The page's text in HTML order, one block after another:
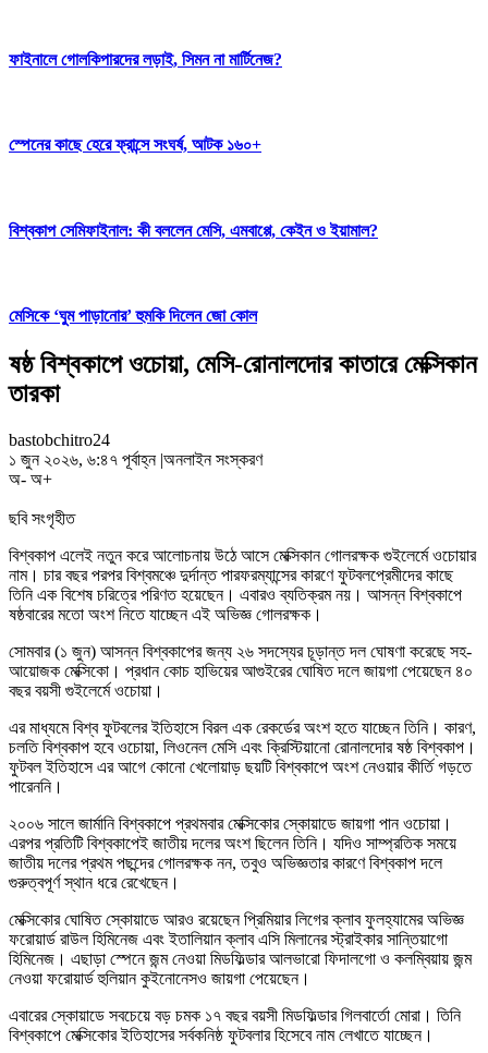
ফাইনালে গোলকিপারদের লড়াই, সিমন না মার্টিনেজ?
স্পেনের কাছে হেরে ফ্রান্সে সংঘর্ষ, আটক ১৬০+
বিশ্বকাপ সেমিফাইনাল: কী বললেন মেসি, এমবাপ্পে, কেইন ও ইয়ামাল?
মেসিকে ‘ঘুম পাড়ানোর’ হুমকি দিলেন জো কোল
ষষ্ঠ বিশ্বকাপে ওচোয়া, মেসি-রোনালদোর কাতারে মেক্সিকান
তারকা
bastobchitro24
১ জুন ২০২৬, ৬:৪৭ পূর্বাহ্ন |অনলাইন সংস্করণ
অ- অ+
ছবি সংগৃহীত
বিশ্বকাপ এলেই নতুন করে আলোচনায় উঠে আসে মেক্সিকান গোলরক্ষক গুইলের্মে ওচোয়ার
নাম। চার বছর পরপর বিশ্বমঞ্চে দুর্দান্ত পারফরম্যান্সের কারণে ফুটবলপ্রেমীদের কাছে
তিনি এক বিশেষ চরিত্রে পরিণত হয়েছেন। এবারও ব্যতিক্রম নয়। আসন্ন বিশ্বকাপে
ষষ্ঠবারের মতো অংশ নিতে যাচ্ছেন এই অভিজ্ঞ গোলরক্ষক।
সোমবার (১ জুন) আসন্ন বিশ্বকাপের জন্য ২৬ সদস্যের চূড়ান্ত দল ঘোষণা করেছে সহ-
আয়োজক মেক্সিকো। প্রধান কোচ হাভিয়ের আগুইরের ঘোষিত দলে জায়গা পেয়েছেন ৪০
বছর বয়সী গুইলের্মে ওচোয়া।
এর মাধ্যমে বিশ্ব ফুটবলের ইতিহাসে বিরল এক রেকর্ডের অংশ হতে যাচ্ছেন তিনি। কারণ,
চলতি বিশ্বকাপ হবে ওচোয়া, লিওনেল মেসি এবং ক্রিস্টিয়ানো রোনালদোর ষষ্ঠ বিশ্বকাপ।
ফুটবল ইতিহাসে এর আগে কোনো খেলোয়াড় ছয়টি বিশ্বকাপে অংশ নেওয়ার কীর্তি গড়তে
পারেননি।
২০০৬ সালে জার্মানি বিশ্বকাপে প্রথমবার মেক্সিকোর স্কোয়াডে জায়গা পান ওচোয়া।
এরপর প্রতিটি বিশ্বকাপেই জাতীয় দলের অংশ ছিলেন তিনি। যদিও সাম্প্রতিক সময়ে
জাতীয় দলের প্রথম পছন্দের গোলরক্ষক নন, তবুও অভিজ্ঞতার কারণে বিশ্বকাপ দলে
গুরুত্বপূর্ণ স্থান ধরে রেখেছেন।
মেক্সিকোর ঘোষিত স্কোয়াডে আরও রয়েছেন প্রিমিয়ার লিগের ক্লাব ফুলহ্যামের অভিজ্ঞ
ফরোয়ার্ড রাউল হিমিনেজ এবং ইতালিয়ান ক্লাব এসি মিলানের স্ট্রাইকার সান্তিয়াগো
হিমিনেজ। এছাড়া স্পেনে জন্ম নেওয়া মিডফিল্ডার আলভারো ফিদালগো ও কলম্বিয়ায় জন্ম
নেওয়া ফরোয়ার্ড হুলিয়ান কুইনোনেসও জায়গা পেয়েছেন।
এবারের স্কোয়াডে সবচেয়ে বড় চমক ১৭ বছর বয়সী মিডফিল্ডার গিলবার্তো মোরা। তিনি
বিশ্বকাপে মেক্সিকোর ইতিহাসের সর্বকনিষ্ঠ ফুটবলার হিসেবে নাম লেখাতে যাচ্ছেন।